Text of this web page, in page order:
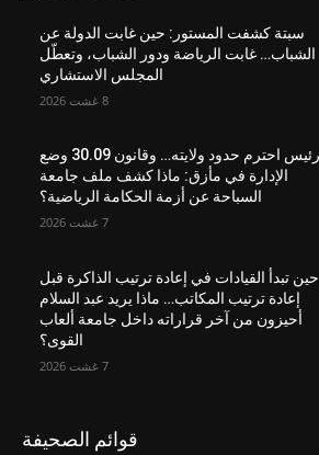
سبتة كشفت المستور: حين غابت الدولة عن
الشباب… غابت الرياضة ودور الشباب، وتعطّل
المجلس الاستشاري
8 غشت 2026
رئيس احترم حدود ولايته… وقانون 30.09 وضع
الإدارة في مأزق: ماذا كشف ملف جامعة
السباحة عن أزمة الحكامة الرياضية؟
7 غشت 2026
حين تبدأ القيادات في إعادة ترتيب الذاكرة قبل
إعادة ترتيب المكاتب… ماذا يريد عبد السلام
أحيزون من آخر قراراته داخل جامعة ألعاب
القوى؟
7 غشت 2026
قوائم الصحيفة